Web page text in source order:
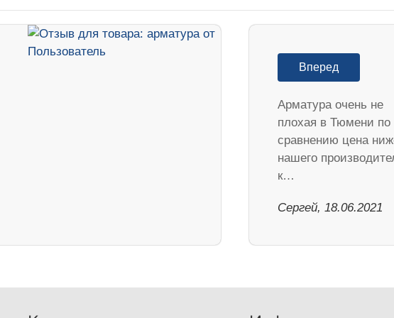
Вперед
Арматура очень не
плохая в Тюмени по
сравнению цена
нашего
к…
Сергей, 18.06.2021